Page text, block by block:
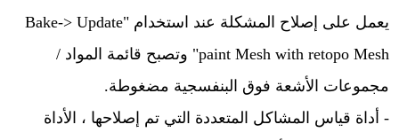
يعمل على إصلاح المشكلة عند استخدام "Bake-> Update
paint Mesh with retopo Mesh" وتصبح قائمة المواد /
مجموعات الأشعة فوق البنفسجية مضغوطة.
- أداة قياس المشاكل المتعددة التي تم إصلاحها ، الأداة